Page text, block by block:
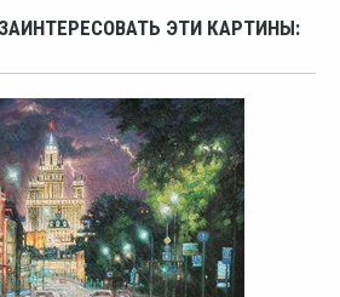
ЭТИ КАРТИНЫ: